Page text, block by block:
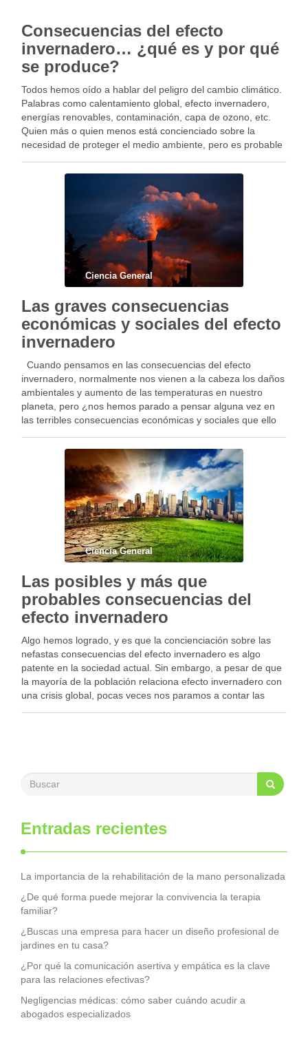
Consecuencias del efecto
invernadero… ¿qué es y por qué
se produce?
Todos hemos oído a hablar del peligro del cambio climático.
Palabras como calentamiento global, efecto invernadero,
energías renovables, contaminación, capa de ozono, etc.
Quien más o quien menos está concienciado sobre la
necesidad de proteger el medio ambiente, pero es probable
Ciencia General
Las graves consecuencias
económicas y sociales del efecto
invernadero
Cuando pensamos en las consecuencias del efecto
invernadero, normalmente nos vienen a la cabeza los daños
ambientales y aumento de las temperaturas en nuestro
planeta, pero ¿nos hemos parado a pensar alguna vez en
las terribles consecuencias económicas y sociales que ello
Ciencia General
Las posibles y más que
probables consecuencias del
efecto invernadero
Algo hemos logrado, y es que la concienciación sobre las
nefastas consecuencias del efecto invernadero es algo
patente en la sociedad actual. Sin embargo, a pesar de que
la mayoría de la población relaciona efecto invernadero con
una crisis global, pocas veces nos paramos a contar las
Entradas recientes
La importancia de la rehabilitación de la mano personalizada
¿De qué forma puede mejorar la convivencia la terapia
familiar?
¿Buscas una empresa para hacer un diseño profesional de
jardines en tu casa?
¿Por qué la comunicación asertiva y empática es la clave
para las relaciones efectivas?
Negligencias médicas: cómo saber cuándo acudir a
abogados especializados